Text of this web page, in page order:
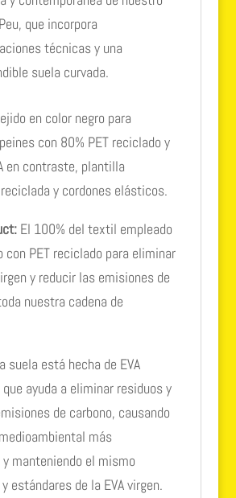
que incorpora
técnicas y una
suela curvada.
en color negro para
con 80% PET reciclado y
en contraste, plantilla
y cordones elásticos.
El 100% del textil empleado
con PET reciclado para eliminar
y reducir las emisiones de
nuestra cadena de
suela está hecha de EVA
ayuda a eliminar residuos y
de carbono, causando
más
manteniendo el mismo
estándares de la EVA virgen.